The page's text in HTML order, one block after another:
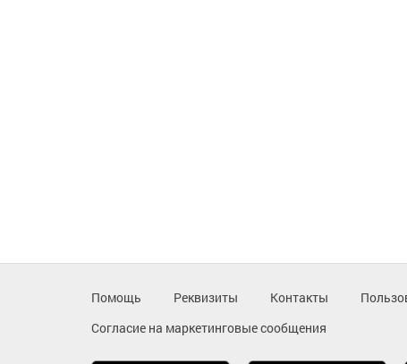
Помощь Реквизиты Контакты
Согласие на маркетинговые сообщения